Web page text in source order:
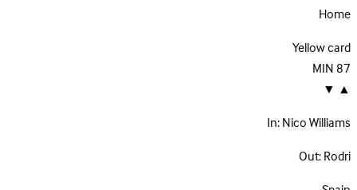
Home
Yellow card
87
MIN
▲
▼
In:Nico Williams
Out:Rodri